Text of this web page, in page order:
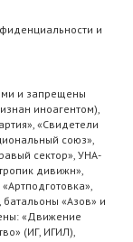
и
и запрещены
иноагентом),
«Свидетели
союз»,
сектор», УНА-
дивижн»,
батальоны «Азов» и
«Движение
(ИГ, ИГИЛ),